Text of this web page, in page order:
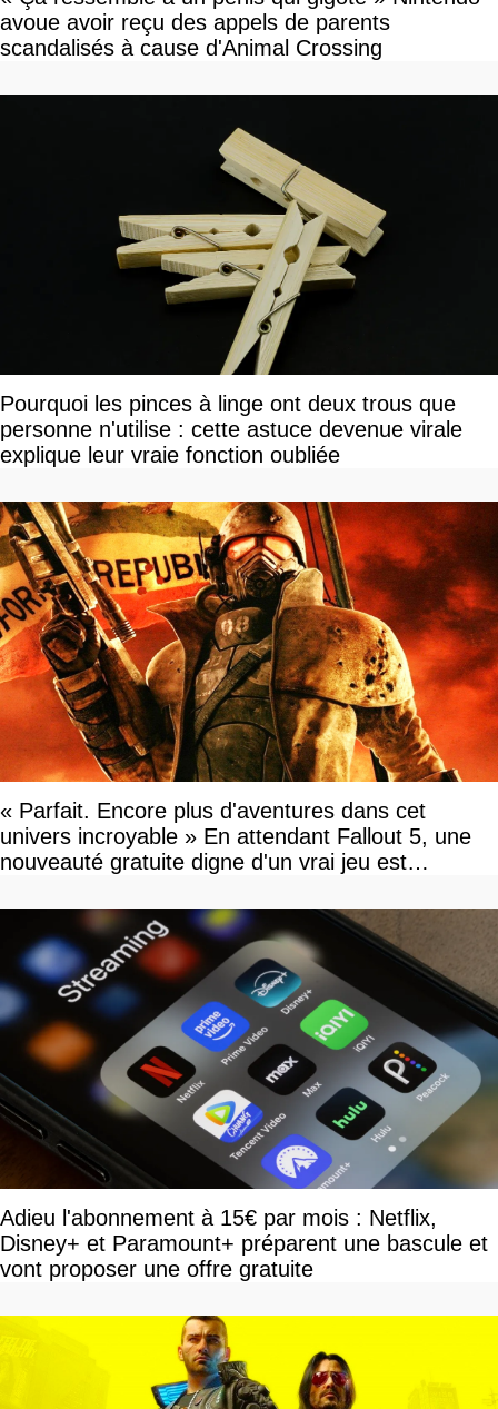
avoue avoir reçu des appels de parents
scandalisés à cause d'Animal Crossing
Pourquoi les pinces à linge ont deux trous que
personne n'utilise : cette astuce devenue virale
explique leur vraie fonction oubliée
« Parfait. Encore plus d'aventures dans cet
univers incroyable » En attendant Fallout 5, une
nouveauté gratuite digne d'un vrai jeu est
Adieu l'abonnement à 15€ par mois : Netflix,
Disney+ et Paramount+ préparent une bascule et
vont proposer une offre gratuite